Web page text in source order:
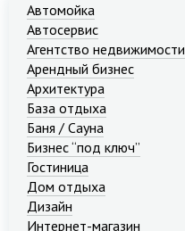
Автомойка
Автосервис
Агентство недвижимости
Арендный бизнес
Архитектура
База отдыха
Баня / Сауна
Бизнес “под ключ”
Гостиница
Дом отдыха
Дизайн
Интернет-магазин